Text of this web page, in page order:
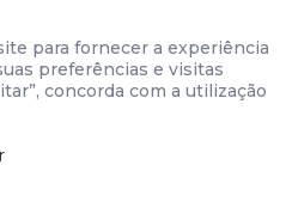
para fornecer a experiência
preferências e visitas
concorda com a utilização